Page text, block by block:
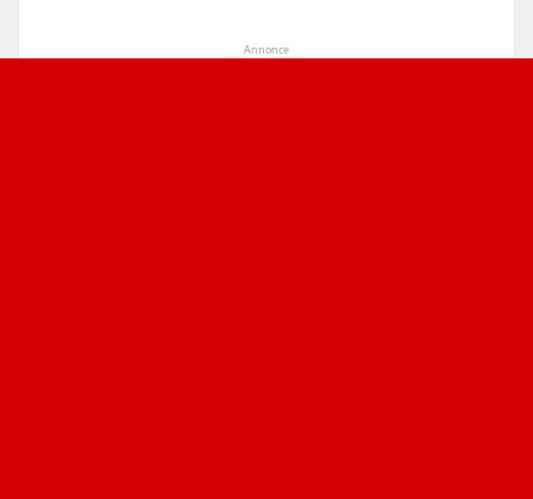
Annonce